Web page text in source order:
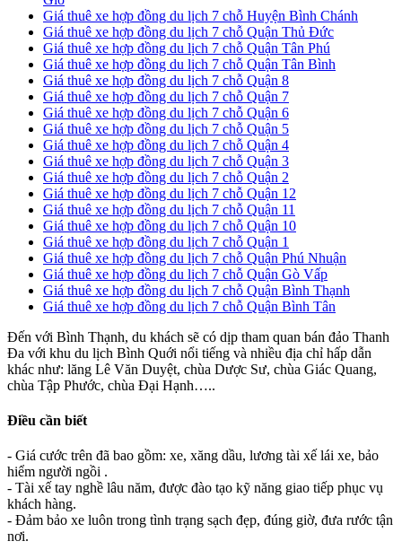
Giá thuê xe hợp đồng du lịch 7 chỗ Huyện Bình Chánh
Giá thuê xe hợp đồng du lịch 7 chỗ Quận Thủ Đức
Giá thuê xe hợp đồng du lịch 7 chỗ Quận Tân Phú
Giá thuê xe hợp đồng du lịch 7 chỗ Quận Tân Bình
Giá thuê xe hợp đồng du lịch 7 chỗ Quận 8
Giá thuê xe hợp đồng du lịch 7 chỗ Quận 7
Giá thuê xe hợp đồng du lịch 7 chỗ Quận 6
Giá thuê xe hợp đồng du lịch 7 chỗ Quận 5
Giá thuê xe hợp đồng du lịch 7 chỗ Quận 4
Giá thuê xe hợp đồng du lịch 7 chỗ Quận 3
Giá thuê xe hợp đồng du lịch 7 chỗ Quận 2
Giá thuê xe hợp đồng du lịch 7 chỗ Quận 12
Giá thuê xe hợp đồng du lịch 7 chỗ Quận 11
Giá thuê xe hợp đồng du lịch 7 chỗ Quận 10
Giá thuê xe hợp đồng du lịch 7 chỗ Quận 1
Giá thuê xe hợp đồng du lịch 7 chỗ Quận Phú Nhuận
Giá thuê xe hợp đồng du lịch 7 chỗ Quận Gò Vấp
Giá thuê xe hợp đồng du lịch 7 chỗ Quận Bình Thạnh
Giá thuê xe hợp đồng du lịch 7 chỗ Quận Bình Tân
Đến với Bình Thạnh, du khách sẽ có dịp tham quan bán đảo Thanh
Đa với khu du lịch Bình Quới nổi tiếng và nhiều địa chỉ hấp dẫn
khác như: lăng Lê Văn Duyệt, chùa Dược Sư, chùa Giác Quang,
chùa Tập Phước, chùa Đại Hạnh…..
Điều cần biết
- Giá cước trên đã bao gồm: xe, xăng dầu, lương tài xế lái xe, bảo
hiểm người ngồi .
- Tài xế tay nghề lâu năm, được đào tạo kỹ năng giao tiếp phục vụ
khách hàng.
- Đảm bảo xe luôn trong tình trạng sạch đẹp, đúng giờ, đưa rước tận
nơi.